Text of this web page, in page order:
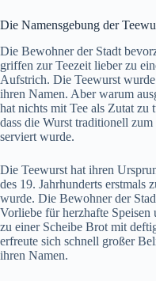
Die Namensgebung der
Die Bewohner der Stadt
griffen zur Teezeit lieber zu
Aufstrich. Die Teewurst
ihren Namen. Aber warum
hat nichts mit Tee als Zutat zu
dass die Wurst traditionell
serviert wurde.
Die Teewurst hat ihren
des 19. Jahrhunderts erstmals
wurde. Die Bewohner der
Vorliebe für herzhafte
zu einer Scheibe Brot mit
erfreute sich schnell großer
ihren Namen.